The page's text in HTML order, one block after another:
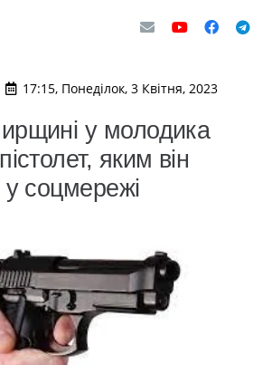
17:15, Понеділок, 3 Квітня, 2023
у молодика
яким він
у соцмережі